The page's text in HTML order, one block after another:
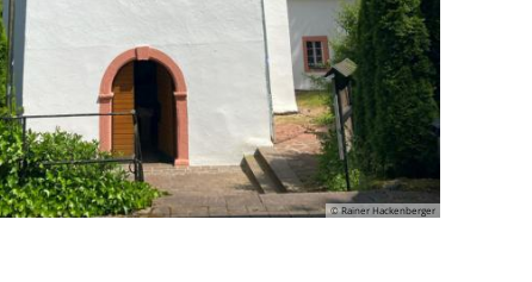
© Rainer Hackenberger